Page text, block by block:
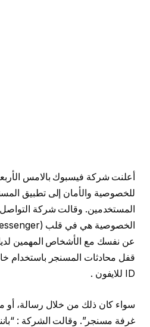
أعلنت شركة فيسبوك بالامس
للخصوصية والأمان إلى تطبيق
المستخدمين. وقالت شركة التواصل
عن نفسك مع الأشخاص المهمين
ID للايفون .
سواء كان ذلك من خلال رسالة، أو
غرفة مسنجر”. وقالت الشركة :